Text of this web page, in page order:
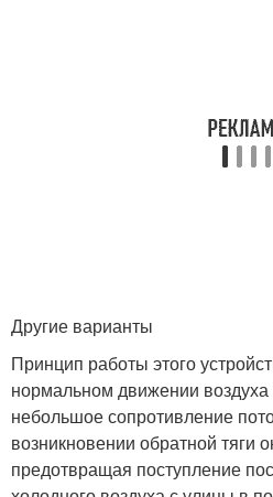
Другие варианты
Принцип работы этого
нормальном движении воздуха
небольшое сопротивление
возникновении обратной тяги
предотвращая поступление